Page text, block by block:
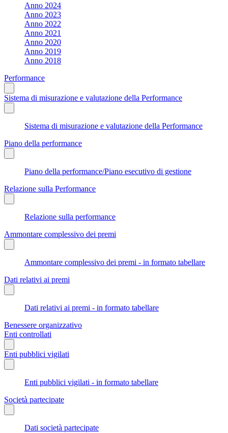
Anno 2024
Anno 2023
Anno 2022
Anno 2021
Anno 2020
Anno 2019
Anno 2018
Performance
Sistema di misurazione e valutazione della Performance
Sistema di misurazione e valutazione della Performance
Piano della performance
Piano della performance/Piano esecutivo di gestione
Relazione sulla Performance
Relazione sulla performance
Ammontare complessivo dei premi
Ammontare complessivo dei premi - in formato tabellare
Dati relativi ai premi
Dati relativi ai premi - in formato tabellare
Benessere organizzativo
Enti controllati
Enti pubblici vigilati
Enti pubblici vigilati - in formato tabellare
Società partecipate
Dati società partecipate